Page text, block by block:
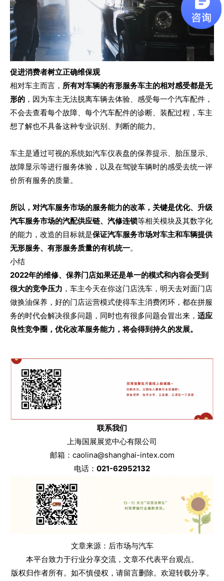
促进消费者树立正确维保观
相对车主而言， 所有对车辆的有形服务车主的相对感受都是无
形的 ，因为车主无法脱离车辆去体验、感受每一个汽车配件，
不会去查看每个故障、每个汽车配件的诊断、装配过程，车主
想了解也不具备这种专业识别、判断的能力。
车主是通过可视的系统如汽车仪表盘的保养提示、胎压显示、
故障显示等进行服务体验，以及在驾驶车辆时的感受去统一评
价所有服务的质量。
所以，对汽车服务市场的服务能力的改革，关键是优化、升级
汽车服务市场的汽配供应链、汽修连锁等相关模块及其数字化
的能力，改造的目标就是保证汽车服务市场对车主和车辆提供
无形服务、有形服务质量的有机统一。
小结
2022年的维修、保养门店如果还是单一的模式和内容会受到
很大的竞争压力 ，车主今天在你这门店洗车，明天去对面门店
做换油保养，好的门店运营模式使得车主消费闭环，都在拼服
务的时代会解决很多问题，同时也有很多问题会冒出来， 适应
良性竞争圈，优化改革服务能力，将会得到持久的发展。
联系我们
上海国展展览中心有限公司
邮箱：caolina@shanghai-intex.com
电话： 021-62952132
文章来源：后市场与汽车
本平台致力于行业分享交流，文章不代表平台观点。
版权归作者所有。如不慎侵权，请留言删除。欢迎转载分享。